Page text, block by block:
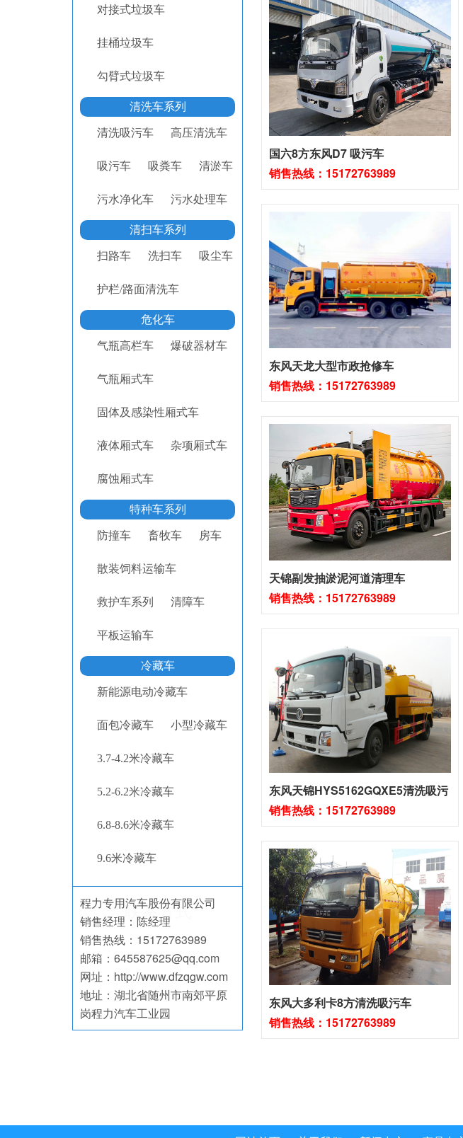
对接式垃圾车
挂桶垃圾车
勾臂式垃圾车
清洗车系列
清洗吸污车 高压清洗车
吸污车 吸粪车 清淤车
污水净化车 污水处理车
清扫车系列
扫路车 洗扫车 吸尘车
护栏/路面清洗车
危化车
气瓶高栏车 爆破器材车
气瓶厢式车
固体及感染性厢式车
液体厢式车 杂项厢式车
腐蚀厢式车
特种车系列
防撞车 畜牧车 房车
散装饲料运输车
救护车系列 清障车
平板运输车
冷藏车
新能源电动冷藏车
面包冷藏车 小型冷藏车
3.7-4.2米冷藏车
5.2-6.2米冷藏车
6.8-8.6米冷藏车
9.6米冷藏车
联系方式
程力专用汽车股份有限公司
销售经理：陈经理
销售热线：15172763989
邮箱：645587625@qq.com
网址：http://www.dfzqgw.com
地址：湖北省随州市南郊平原
岗程力汽车工业园
国六8方东风D7 吸污车
销售热线：15172763989
东风天龙大型市政抢修车
销售热线：15172763989
天锦副发抽淤泥河道清理车
销售热线：15172763989
东风天锦HYS5162GQXE5清洗吸污
车
销售热线：15172763989
东风大多利卡8方清洗吸污车
销售热线：15172763989